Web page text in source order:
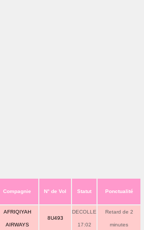
Compagnie N° de Vol Statut Ponctualité
AFRIQIYAH
AIRWAYS
8U493
DECOLLE
17:02
Retard de 2
minutes